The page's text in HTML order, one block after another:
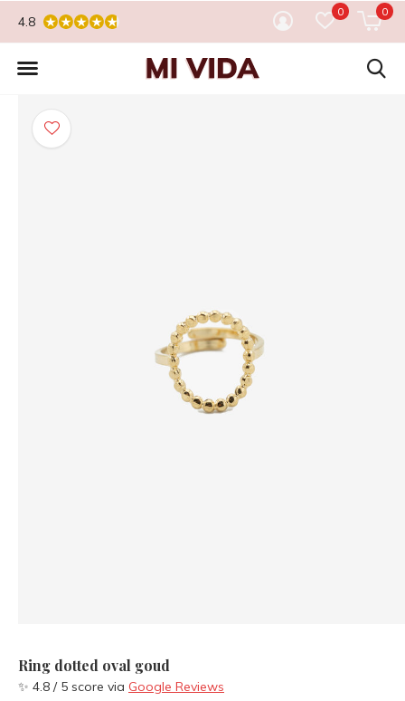
0 0
4.8
Ring dotted oval goud
✨ 4.8 / 5 score via Google Reviews